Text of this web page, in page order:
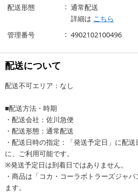
配送形態
通常配送
詳細は こちら
管理番号
4902102100496
配送について
配送不可エリア：なし
■配送方法・時期
・配送会社：佐川急便
・配送形態：通常配送
・配送日時の指定：「発送予定日」に配
に、ご利用可能です。
※発送予定日は到着日ではありません。
・商品は「コカ・コーラボトラーズジャ
ます。